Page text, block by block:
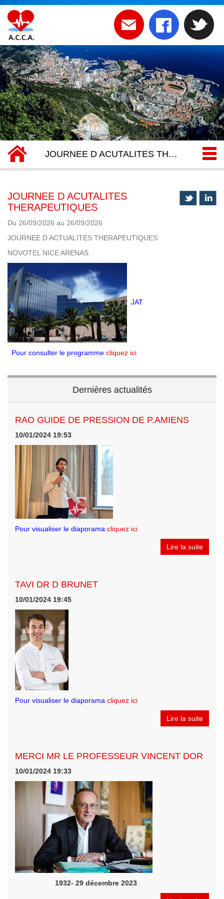
JOURNEE D ACUTALITES THERAPEUTIQUES
JOURNEE D ACUTALITES
THERAPEUTIQUES
Du 26/09/2026 au 26/09/2026
JOURNEE D ACTUALITES THERAPEUTIQUES
NOVOTEL NICE ARENAS
JAT
Pour consulter le programme cliquez ici
Dernières actualités
RAO GUIDE DE PRESSION DE P.AMIENS
10/01/2024 19:53
Pour visualiser le diaporama cliquez ici
Lire la suite
TAVI DR D BRUNET
10/01/2024 19:45
Pour visualiser le diaporama cliquez ici
Lire la suite
MERCI MR LE PROFESSEUR VINCENT DOR
10/01/2024 19:33
1932- 29 décembre 2023